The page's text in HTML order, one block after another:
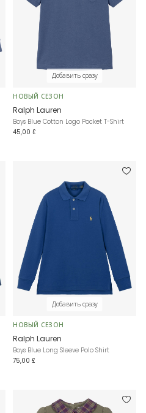
Добавить сразу
НОВЫЙ СЕЗОН
Ralph Lauren
Boys Blue Cotton Logo Pocket T-Shirt
45,00 £
Добавить сразу
НОВЫЙ СЕЗОН
Ralph Lauren
Boys Blue Long Sleeve Polo Shirt
75,00 £